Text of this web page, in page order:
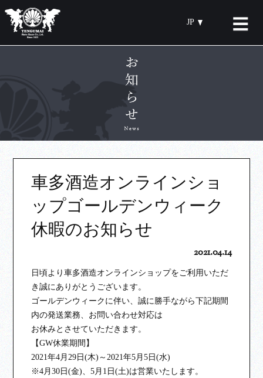
JP
車多酒造オンラインショ
ップゴールデンウィーク
休暇のお知らせ
2021.04.14
日頃より車多酒造オンラインショップをご利用いただ
き誠にありがとうございます。
ゴールデンウィークに伴い、誠に勝手ながら下記期間
内の発送業務、お問い合わせ対応は
お休みとさせていただきます。
【GW休業期間】
2021年4月29日(木)～2021年5月5日(水)
※4月30日(金)、5月1日(土)は営業いたします。